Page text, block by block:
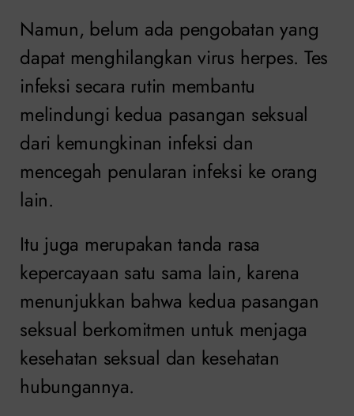
Namun, belum ada pengobatan yang
dapat menghilangkan virus herpes. Tes
infeksi secara rutin membantu
melindungi kedua pasangan seksual
dari kemungkinan infeksi dan
mencegah penularan infeksi ke orang
lain.
Itu juga merupakan tanda rasa
kepercayaan satu sama lain, karena
menunjukkan bahwa kedua pasangan
seksual berkomitmen untuk menjaga
kesehatan seksual dan kesehatan
hubungannya.